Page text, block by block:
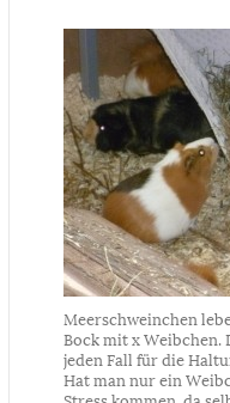
Meerschweinchen
Bock mit x
jeden Fall für die
Hat man nur ein